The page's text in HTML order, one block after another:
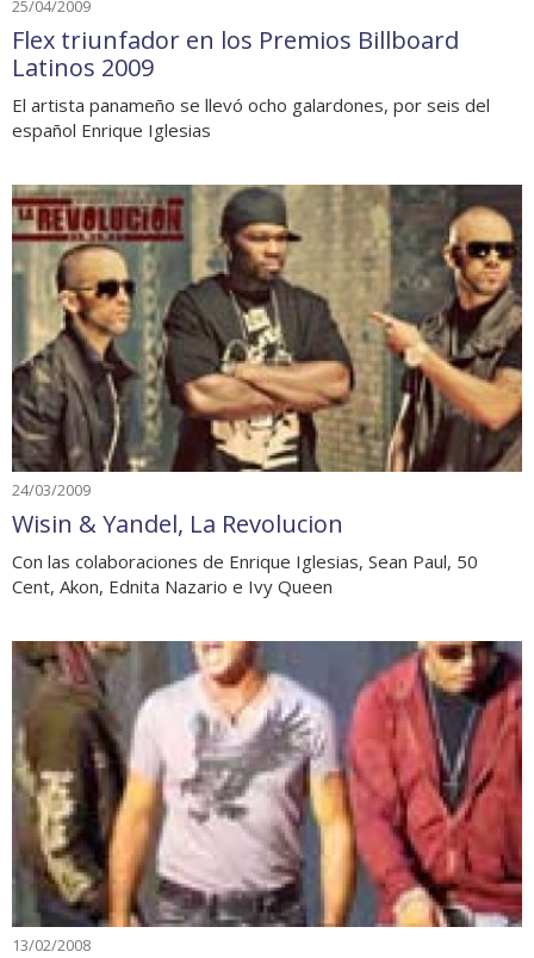
25/04/2009
Flex triunfador en los Premios Billboard
Latinos 2009
El artista panameño se llevó ocho galardones, por seis del
español Enrique Iglesias
24/03/2009
Wisin & Yandel, La Revolucion
Con las colaboraciones de Enrique Iglesias, Sean Paul, 50
Cent, Akon, Ednita Nazario e Ivy Queen
13/02/2008